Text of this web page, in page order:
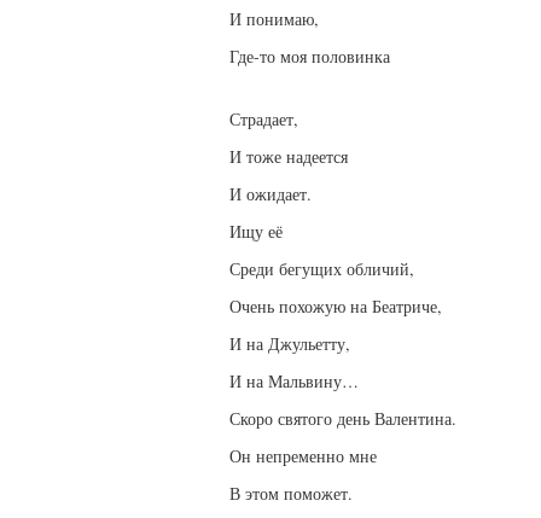
И понимаю,
Где-то моя половинка
Страдает,
И тоже надеется
И ожидает.
Ищу её
Среди бегущих обличий,
Очень похожую на Беатриче,
И на Джульетту,
И на Мальвину…
Скоро святого день Валентина.
Он непременно мне
В этом поможет.